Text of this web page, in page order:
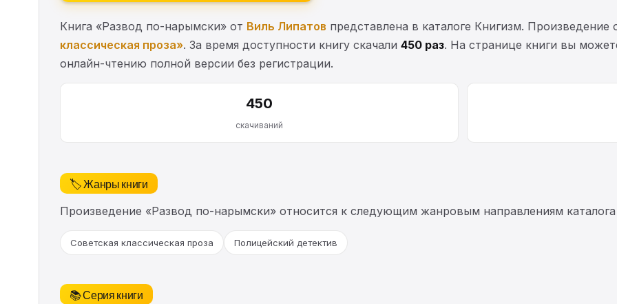
Книга «Развод по-нарымски» от Виль Липатов представлена в каталоге Книгизм.
классическая проза». За время доступности книгу скачали 450 раз. На странице книги вы
онлайн-чтению полной версии без регистрации.
450
скачиваний
🏷️ Жанры книги
Произведение «Развод по-нарымски» относится к следующим жанровым направлениям
Советская классическая проза Полицейский детектив
📚 Серия книги